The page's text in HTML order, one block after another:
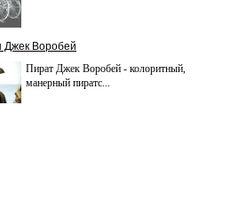
Джек Воробей
Пират Джек Воробей - колоритный,
манерный пиратс...